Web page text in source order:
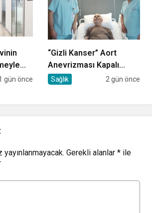
gün önce
“Gizli Kanser” Aort
Anevrizması Kapalı
Yöntemle Tedavi Edildi
Sağlık 2 gün önce
Gerekli alanlar * ile